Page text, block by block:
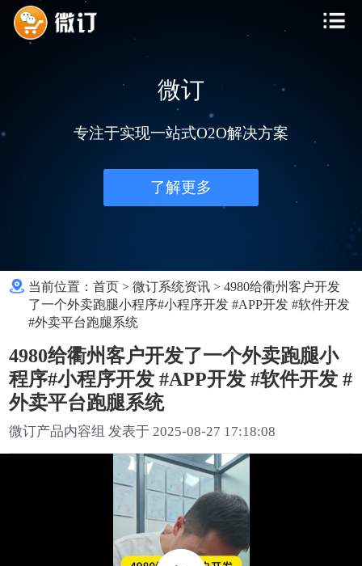
微订
专注于实现一站式O2O解决方案
了解更多
当前位置：首页 >微订系统资讯 >4980给衢州客户开发
了一个外卖跑腿小程序#小程序开发 #APP开发 #软件开发
#外卖平台跑腿系统
4980给衢州客户开发了一个外卖跑腿小
程序#小程序开发 #APP开发 #软件开发 #
外卖平台跑腿系统
微订产品内容组 发表于 2025-08-27 17:18:08